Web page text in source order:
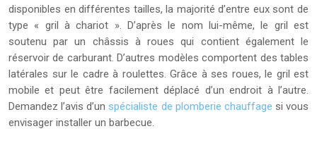
disponibles en différentes tailles, la majorité d’entre eux sont de
type « gril à chariot ». D’après le nom lui-même, le gril est
soutenu par un châssis à roues qui contient également le
réservoir de carburant. D’autres modèles comportent des tables
latérales sur le cadre à roulettes. Grâce à ses roues, le gril est
mobile et peut être facilement déplacé d’un endroit à l’autre.
Demandez l’avis d’un spécialiste de plomberie chauffage si vous
envisager installer un barbecue.